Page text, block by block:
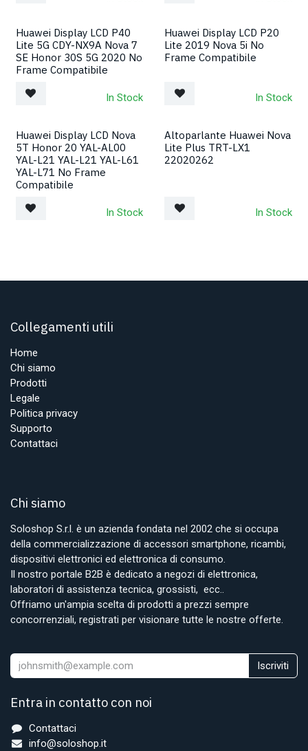
Huawei Display LCD P40
Lite 5G CDY-NX9A Nova 7
SE Honor 30S 5G 2020 No
Frame Compatibile
In Stock
Huawei Display LCD P20
Lite 2019 Nova 5i No
Frame Compatibile
In Stock
Huawei Display LCD Nova
5T Honor 20 YAL-AL00
YAL-L21 YAL-L21 YAL-L61
YAL-L71 No Frame
Compatibile
In Stock
Altoparlante Huawei Nova
Lite Plus TRT-LX1
22020262
In Stock
Collegamenti utili
Home
Chi siamo
Prodotti
Legale
Politica privacy
Supporto
Contattaci
Chi siamo
Soloshop S.r.l. è un azienda fondata nel 2002 che si occupa
della commercializzazione di accessori smartphone, ricambi,
dispositivi elettronici ed elettronica di consumo.
Il nostro portale B2B è dedicato a negozi di elettronica,
laboratori di assistenza tecnica, grossisti, ecc..
Offriamo un'ampia scelta di prodotti a prezzi sempre
concorrenziali, registrati per visionare tutte le nostre offerte.
Iscriviti
Entra in contatto con noi
Contattaci
info@soloshop.it